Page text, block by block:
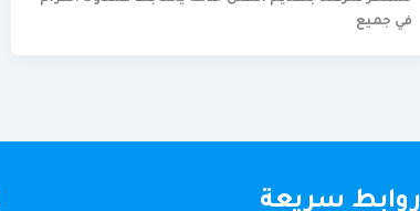
في جميع
روابط سريعة